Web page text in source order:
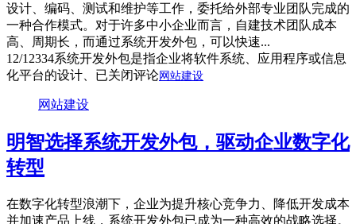
设计、编码、测试和维护等工作，委托给外部专业团队完成的
一种合作模式。对于许多中小企业而言，自建技术团队成本
高、周期长，而通过系统开发外包，可以快速...
12/12334系统开发外包是指企业将软件系统、应用程序或信息
化平台的设计、 已关闭评论网站建设
网站建设
明智选择系统开发外包，驱动企业数字化
转型
在数字化转型浪潮下，企业为提升核心竞争力、降低开发成本
并加速产品上线，系统开发外包已成为一种高效的战略选择。